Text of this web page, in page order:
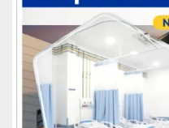
Busto do Barão do Rio
A Bíblia |